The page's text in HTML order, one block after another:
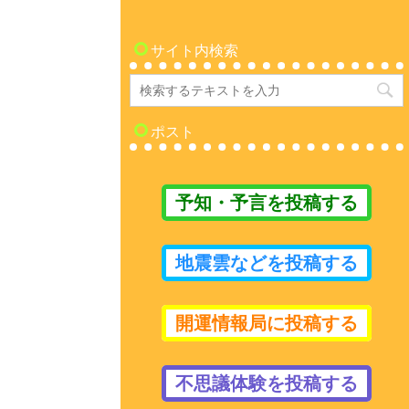
サイト内検索
ポスト
予知・予言を投稿する
地震雲などを投稿する
開運情報局に投稿する
不思議体験を投稿する